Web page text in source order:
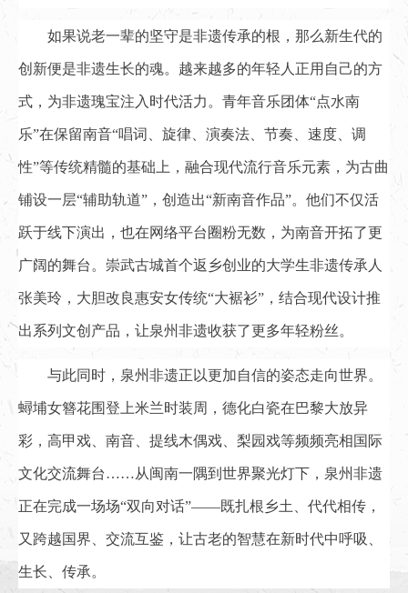
如果说老一辈的坚守是非遗传承的根，那么新生代的
创新便是非遗生长的魂。越来越多的年轻人正用自己的方
式，为非遗瑰宝注入时代活力。青年音乐团体“点水南
乐”在保留南音“唱词、旋律、演奏法、节奏、速度、调
性”等传统精髓的基础上，融合现代流行音乐元素，为古曲
铺设一层“辅助轨道”，创造出“新南音作品”。他们不仅活
跃于线下演出，也在网络平台圈粉无数，为南音开拓了更
广阔的舞台。崇武古城首个返乡创业的大学生非遗传承人
张美玲，大胆改良惠安女传统“大裾衫”，结合现代设计推
出系列文创产品，让泉州非遗收获了更多年轻粉丝。
与此同时，泉州非遗正以更加自信的姿态走向世界。
蟳埔女簪花围登上米兰时装周，德化白瓷在巴黎大放异
彩，高甲戏、南音、提线木偶戏、梨园戏等频频亮相国际
文化交流舞台……从闽南一隅到世界聚光灯下，泉州非遗
正在完成一场场“双向对话”——既扎根乡土、代代相传，
又跨越国界、交流互鉴，让古老的智慧在新时代中呼吸、
生长、传承。